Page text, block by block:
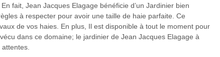
fait, Jean Jacques Elagage bénéficie d’un Jardinier bien
à respecter pour avoir une taille de haie parfaite. Ce
de vos haies. En plus, Il est disponible à tout le moment pour
dans ce domaine; le jardinier de Jean Jacques Elagage à